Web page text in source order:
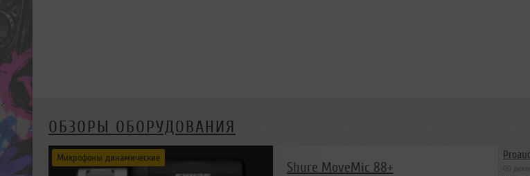
ОБЗОРЫ ОБОРУДОВАНИЯ
Shure MoveMic 88+
Микрофоны динамические
09